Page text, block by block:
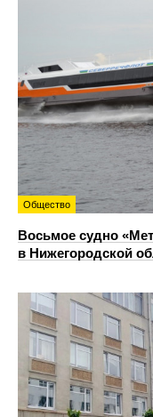
Общество
Восьмое судно
в Нижегородской